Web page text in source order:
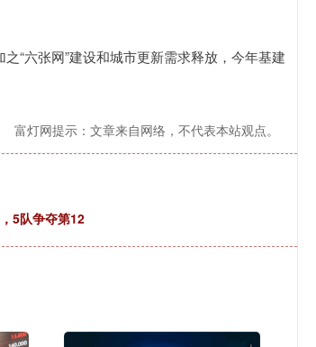
六张网”建设和城市更新需求释放，今年基建
富灯网提示：文章来自网络，不代表本站观点。
5队争夺第12